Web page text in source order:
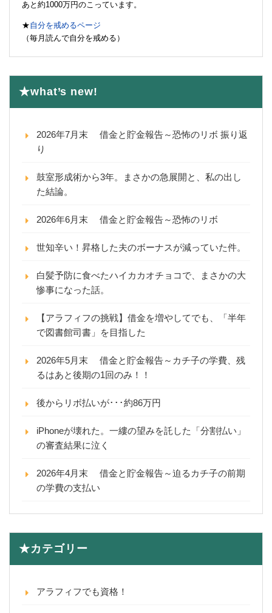
あと約1000万円のこっています。
★自分を戒めるページ
（毎月読んで自分を戒める）
★what’s new!
2026年7月末 借金と貯金報告～恐怖のリボ 振り返
り
鼓室形成術から3年。まさかの急展開と、私の出し
た結論。
2026年6月末 借金と貯金報告～恐怖のリボ
世知辛い！昇格した夫のボーナスが減っていた件。
白髪予防に食べたハイカカオチョコで、まさかの大
惨事になった話。
【アラフィフの挑戦】借金を増やしてでも、「半年
で図書館司書」を目指した
2026年5月末 借金と貯金報告～カチ子の学費、残
るはあと後期の1回のみ！！
後からリボ払いが･･･約86万円
iPhoneが壊れた。一縷の望みを託した「分割払い」
の審査結果に泣く
2026年4月末 借金と貯金報告～迫るカチ子の前期
の学費の支払い
★カテゴリー
アラフィフでも資格！